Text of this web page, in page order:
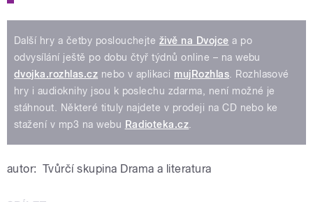
Další hry a četby poslouchejte živě na Dvojce a po
odvysílání ještě po dobu čtyř týdnů online – na webu
dvojka.rozhlas.cz nebo v aplikaci mujRozhlas. Rozhlasové
hry i audioknihy jsou k poslechu zdarma, není možné je
stáhnout. Některé tituly najdete v prodeji na CD nebo ke
stažení v mp3 na webu Radioteka.cz.
autor: Tvůrčí skupina Drama a literatura